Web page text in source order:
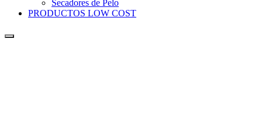
Secadores de Pelo
PRODUCTOS LOW COST